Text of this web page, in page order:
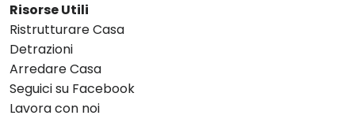
Risorse Utili
Ristrutturare Casa
Detrazioni
Arredare Casa
Seguici su Facebook
Lavora con noi